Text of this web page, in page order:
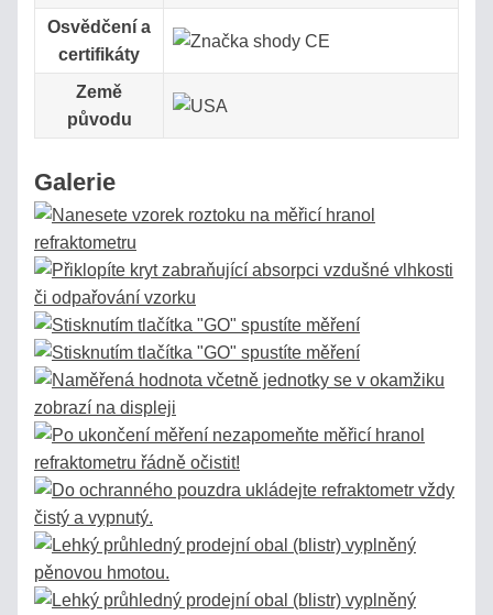
Osvědčení a
certifikáty
Země
původu
Galerie